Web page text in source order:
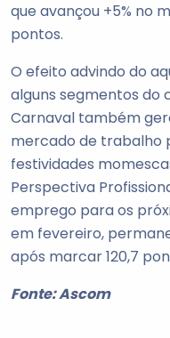
que avançou +5% no
pontos.
O efeito advindo do
alguns segmentos do
Carnaval também
mercado de trabalho
festividades
Perspectiva
emprego para os
em fevereiro,
após marcar 120,7
Fonte: Ascom